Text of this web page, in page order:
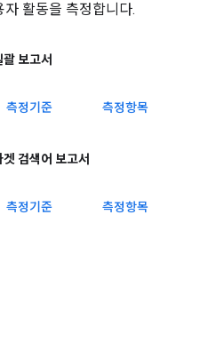
자 활동을 측정합니다.
괄 보고서
측정기준 측정항목
겟 검색어 보고서
측정기준 측정항목